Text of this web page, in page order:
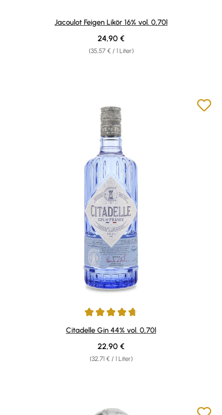
Jacoulot Feigen Likör 16% vol. 0,70l
(35,57 € / 1 Liter)
Regulärer Preis:
24,90 €
Durchschnittliche Bewertung von 4.8 von 5 Sternen
Citadelle Gin 44% vol. 0,70l
(32,71 € / 1 Liter)
Regulärer Preis:
22,90 €